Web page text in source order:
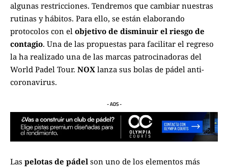
algunas restricciones. Tendremos que cambiar nuestras
rutinas y hábitos. Para ello, se están elaborando
protocolos con el objetivo de disminuir el riesgo de
contagio. Una de las propuestas para facilitar el regreso
la ha realizado una de las marcas patrocinadoras del
World Padel Tour. NOX lanza sus bolas de pádel anti-
coronavirus.
- ADS -
Las pelotas de pádel son uno de los elementos más